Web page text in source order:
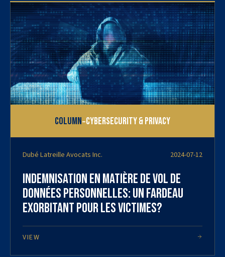
Column-Cybersecurity & Privacy
Dubé Latreille Avocats Inc. 2024-07-12
Indemnisation en matière de vol de
données personnelles: Un fardeau
exorbitant pour les victimes?
VIEW